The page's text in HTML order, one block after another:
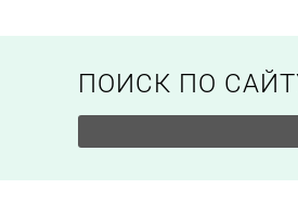
ПОИСК ПО